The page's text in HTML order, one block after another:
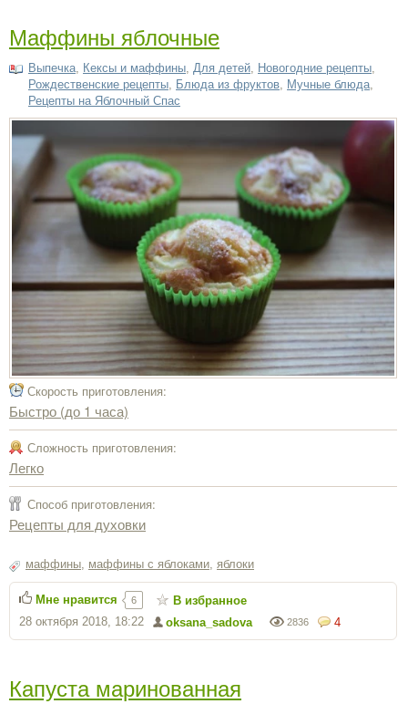
Маффины яблочные
Выпечка, Кексы и маффины, Для детей, Новогодние рецепты,
Рождественские рецепты, Блюда из фруктов, Мучные блюда,
Рецепты на Яблочный Спас
Скорость приготовления:
Быстро (до 1 часа)
Сложность приготовления:
Легко
Способ приготовления:
Рецепты для духовки
маффины маффины с яблоками яблоки
4
2836
oksana_sadova
28 октября 2018, 18:22
Мне нравится 6 В избранное
Капуста маринованная